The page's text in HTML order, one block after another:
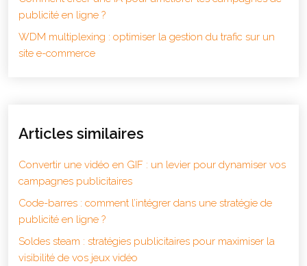
publicité en ligne ?
WDM multiplexing : optimiser la gestion du trafic sur un
site e-commerce
Articles similaires
Convertir une vidéo en GIF : un levier pour dynamiser vos
campagnes publicitaires
Code-barres : comment l’intégrer dans une stratégie de
publicité en ligne ?
Soldes steam : stratégies publicitaires pour maximiser la
visibilité de vos jeux vidéo